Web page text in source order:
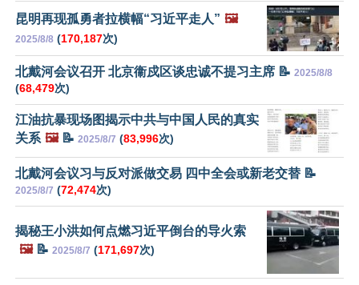
昆明再现孤勇者拉横幅“习近平走人” 🖼️
2025/8/8 (170,187次)
北戴河会议召开 北京衞戍区谈忠诚不提习主席 📝 2025/8/8
(68,479次)
江油抗暴现场图揭示中共与中国人民的真实
关系 🖼️📝 2025/8/7 (83,996次)
北戴河会议习与反对派做交易 四中全会或新老交替 📝
2025/8/7 (72,474次)
揭秘王小洪如何点燃习近平倒台的导火索
🖼️📝 2025/8/7 (171,697次)